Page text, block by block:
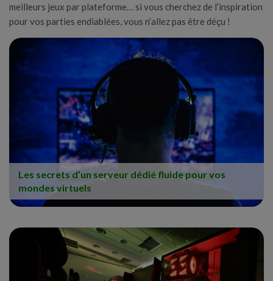
meilleurs jeux par plateforme… si vous cherchez de l’inspiration
pour vos parties endiablées, vous n’allez pas être déçu !
Les secrets d’un serveur dédié fluide pour vos
mondes virtuels